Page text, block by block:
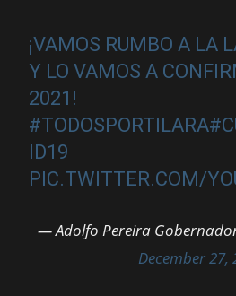
¡VAMOS RUMBO A LA
Y LO VAMOS A
2021!
#TODOSPORTILARA
ID19
PIC.TWITTER.COM/
— Adolfo Pereira
December 27,